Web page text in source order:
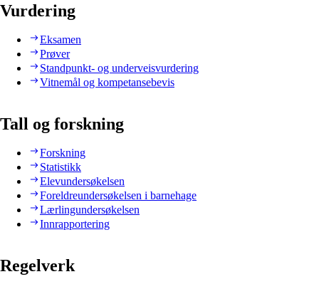
Vurdering
Eksamen
Prøver
Standpunkt- og underveisvurdering
Vitnemål og kompetansebevis
Tall og forskning
Forskning
Statistikk
Elevundersøkelsen
Foreldreundersøkelsen i barnehage
Lærlingundersøkelsen
Innrapportering
Regelverk